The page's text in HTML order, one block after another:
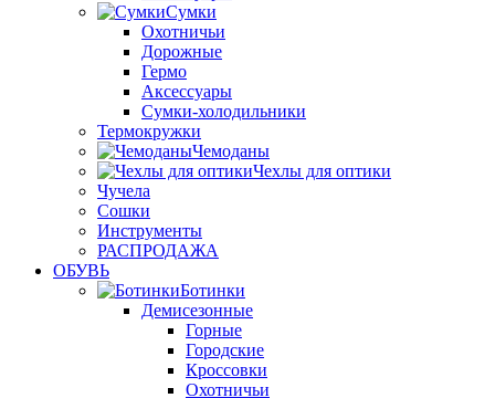
Сумки
Охотничьи
Дорожные
Гермо
Аксессуары
Сумки-холодильники
Термокружки
Чемоданы
Чехлы для оптики
Чучела
Сошки
Инструменты
РАСПРОДАЖА
ОБУВЬ
Ботинки
Демисезонные
Горные
Городские
Кроссовки
Охотничьи